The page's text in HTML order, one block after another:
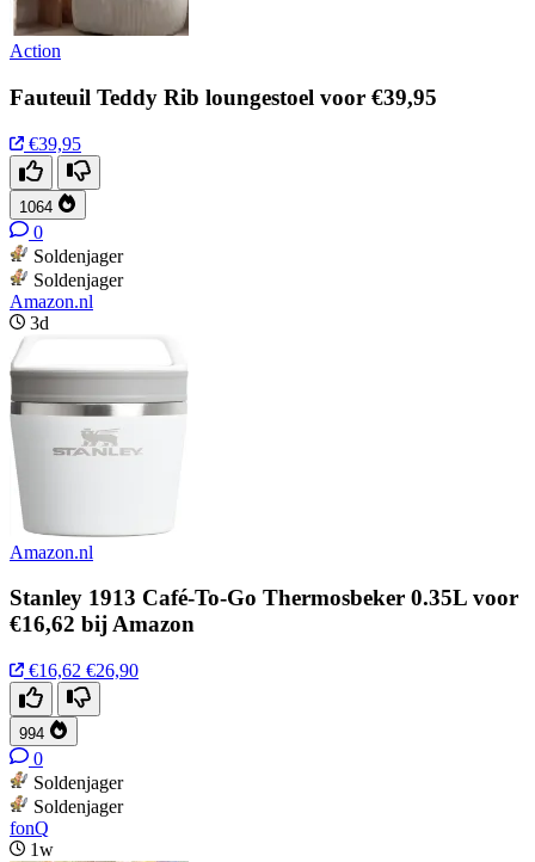
Action
Fauteuil Teddy Rib loungestoel voor €39,95
€39,95
1064
0
Soldenjager
Soldenjager
Amazon.nl
3d
Amazon.nl
Stanley 1913 Café-To-Go Thermosbeker 0.35L voor
€16,62 bij Amazon
€16,62 €26,90
994
0
Soldenjager
Soldenjager
fonQ
1w